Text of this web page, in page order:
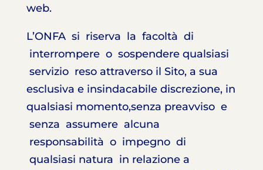
web.
L’ONFA si riserva la facoltà di
interrompere o sospendere qualsiasi
servizio reso attraverso il Sito, a sua
esclusiva e insindacabile discrezione, in
qualsiasi momento,senza preavviso e
senza assumere alcuna
responsabilità o impegno di
qualsiasi natura in relazione a